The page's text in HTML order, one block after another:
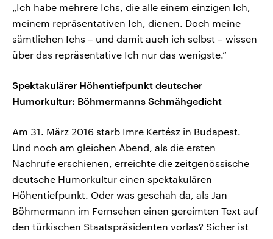
„Ich habe mehrere Ichs, die alle einem einzigen Ich,
meinem repräsentativen Ich, dienen. Doch meine
sämtlichen Ichs – und damit auch ich selbst – wissen
über das repräsentative Ich nur das wenigste.“
Spektakulärer Höhentiefpunkt deutscher
Humorkultur: Böhmermanns Schmähgedicht
Am 31. März 2016 starb Imre Kertész in Budapest.
Und noch am gleichen Abend, als die ersten
Nachrufe erschienen, erreichte die zeitgenössische
deutsche Humorkultur einen spektakulären
Höhentiefpunkt. Oder was geschah da, als Jan
Böhmermann im Fernsehen einen gereimten Text auf
den türkischen Staatspräsidenten vorlas? Sicher ist